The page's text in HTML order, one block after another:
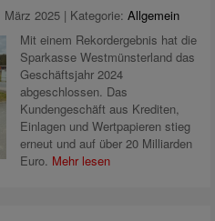
März 2025 | Kategorie: Allgemein
Mit einem Rekordergebnis hat die
Sparkasse Westmünsterland das
Geschäftsjahr 2024
abgeschlossen. Das
Kundengeschäft aus Krediten,
Einlagen und Wertpapieren stieg
erneut und auf über 20 Milliarden
Euro. Mehr lesen